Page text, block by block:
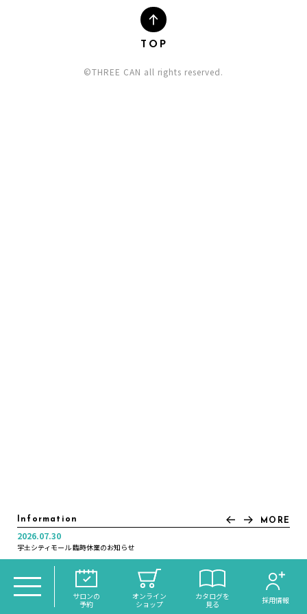
Information
2026.07.30
宇土シティモール 臨時休業のお知らせ
2025.11.21
年末年始休業日のお知らせ
2025.07.04
＼大分初導入！／話題のReFaシャワー《VEENA》がdiscoh…
2025.01.10
いつカラ高城店営業時間変更のお知らせ
2024.12.30
オンラインサイトリニューアルのお知らせ
2024.12.16
月曜日営業のお知らせ
2024.11.05
年末年始休業日のお知らせ
2022.12.20
年末年始休業日のお知らせ
2022.12.01
年末大感謝祭のお知らせ
2022.11.21
琉球ヘッドスパ・スピードネイル サクラマチ店 NEW OPEN
MORE
サロンの
予約
オンライン
ショップ
カタログを
見る
採用情報
TOP
©THREE CAN all rights reserved.